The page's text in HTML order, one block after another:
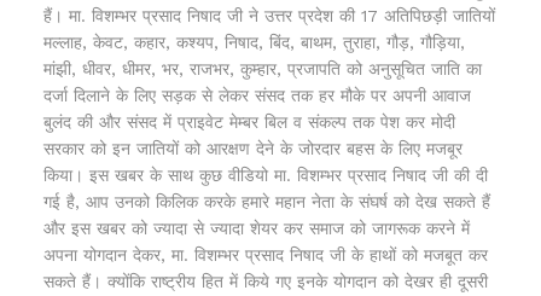
हैं। मा. विशम्भर प्रसाद निषाद जी ने उत्तर प्रदेश की 17 अतिपिछड़ी जातियों
मल्लाह, केवट, कहार, कश्यप, निषाद, बिंद, बाथम, तुराहा, गौड़, गौड़िया,
मांझी, धीवर, धीमर, भर, राजभर, कुम्हार, प्रजापति को अनुसूचित जाति का
दर्जा दिलाने के लिए सड़क से लेकर संसद तक हर मौके पर अपनी आवाज
बुलंद की और संसद में प्राइवेट मेम्बर बिल व संकल्प तक पेश कर मोदी
सरकार को इन जातियों को आरक्षण देने के जोरदार बहस के लिए मजबूर
किया। इस खबर के साथ कुछ वीडियो मा. विशम्भर प्रसाद निषाद जी की दी
गई है, आप उनको किलिक करके हमारे महान नेता के संघर्ष को देख सकते हैं
और इस खबर को ज्यादा से ज्यादा शेयर कर समाज को जागरूक करने में
अपना योगदान देकर, मा. विशम्भर प्रसाद निषाद जी के हाथों को मजबूत कर
सकते हैं। क्योंकि राष्ट्रीय हित में किये गए इनके योगदान को देखर ही दूसरी